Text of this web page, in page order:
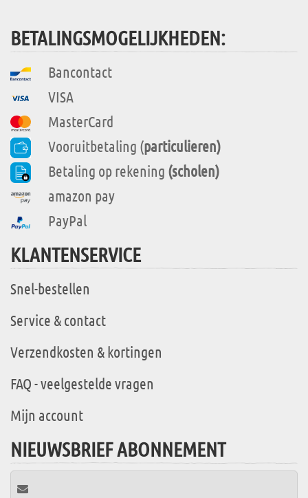
BETALINGSMOGELIJKHEDEN:
Bancontact
VISA
MasterCard
Vooruitbetaling (particulieren)
Betaling op rekening (scholen)
amazon pay
PayPal
KLANTENSERVICE
Snel-bestellen
Service & contact
Verzendkosten & kortingen
FAQ - veelgestelde vragen
Mijn account
NIEUWSBRIEF ABONNEMENT